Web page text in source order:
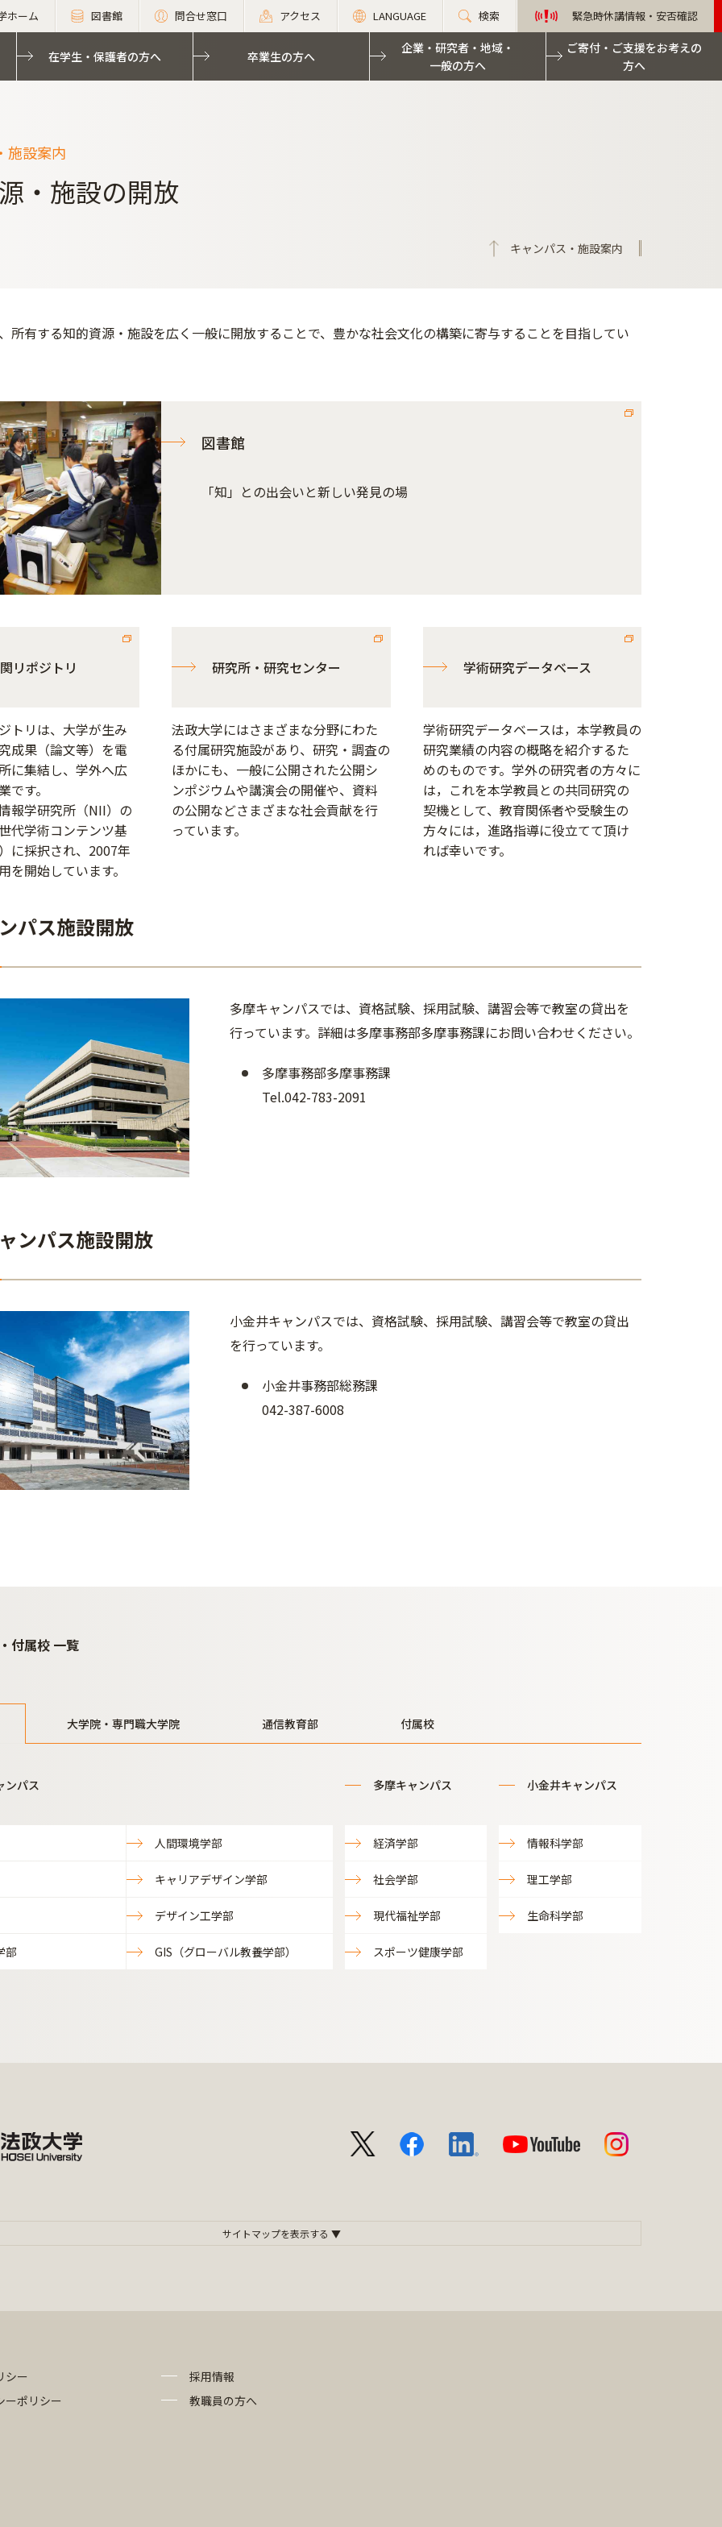
ホーム 図書館 問合せ窓口 アクセス LANGUAGE 検索 緊急時休講情報・安否確認
在学生・保護者の方へ 卒業生の方へ
企業・研究者・地域・
一般の方へ
ご寄付・ご支援をお考えの
方へ
施設案内
・施設の開放
キャンパス・施設案内
所有する知的資源・施設を広く一般に開放することで、豊かな社会文化の構築に寄与することを目指してい
図書館
「知」との出会いと新しい発見の場
リポジトリ
トリは、大学が生み
成果（論文等）を電
に集結し、学外へ広
です。
報学研究所（NII）の
代学術コンテンツ基
に採択され、2007年
を開始しています。
研究所・研究センター
法政大学にはさまざまな分野にわた
る付属研究施設があり、研究・調査の
ほかにも、一般に公開された公開シ
ンポジウムや講演会の開催や、資料
の公開などさまざまな社会貢献を行
っています。
学術研究データベース
学術研究データベースは，本学教員の
研究業績の内容の概略を紹介するた
めのものです。学外の研究者の方々に
は，これを本学教員との共同研究の
契機として、教育関係者や受験生の
方々には，進路指導に役立てて頂け
れば幸いです。
パス施設開放
多摩キャンパスでは、資格試験、採用試験、講習会等で教室の貸出を
行っています。詳細は多摩事務部多摩事務課にお問い合わせください。
多摩事務部多摩事務課
Tel.042-783-2091
ンパス施設開放
小金井キャンパスでは、資格試験、採用試験、講習会等で教室の貸出
を行っています。
小金井事務部総務課
042-387-6008
付属校 一覧
大学院・専門職大学院 通信教育部 付属校
ンパス
人間環境学部
キャリアデザイン学部
デザイン工学部
部 GIS（グローバル教養学部）
多摩キャンパス
経済学部
社会学部
現代福祉学部
スポーツ健康学部
小金井キャンパス
情報科学部
理工学部
生命科学部
シー
ーポリシー
採用情報
教職員の方へ